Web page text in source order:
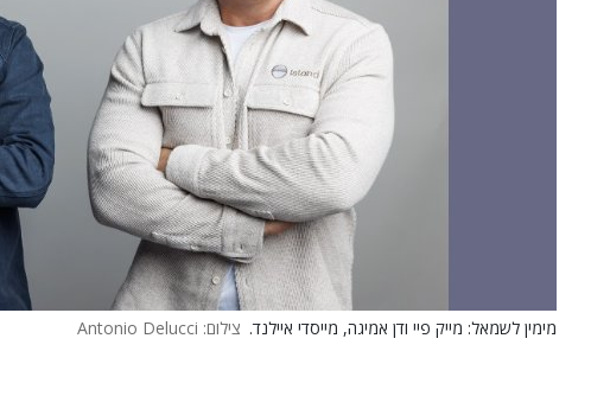
מימין לשמאל: מייק פיי ודן אמיגה, מייסדי איילנד. צילום: Antonio Delucci